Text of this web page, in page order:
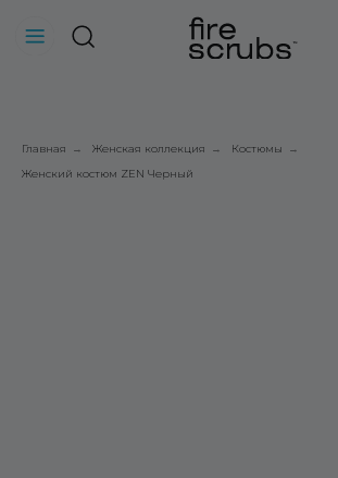
Главная → Женская коллекция → Костюмы →
Женский костюм ZEN Черный